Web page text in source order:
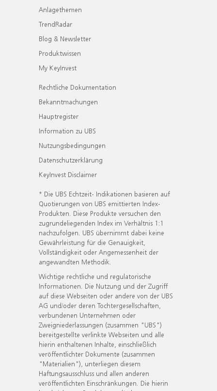
Anlagethemen
TrendRadar
Blog & Newsletter
Produktwissen
My KeyInvest
Rechtliche Dokumentation
Bekanntmachungen
Hauptregister
Information zu UBS
Nutzungsbedingungen
Datenschutzerklärung
KeyInvest Disclaimer
* Die UBS Echtzeit- Indikationen basieren auf
Quotierungen von UBS emittierten Index-
Produkten. Diese Produkte versuchen den
zugrundeliegenden Index im Verhältnis 1:1
nachzufolgen. UBS übernimmt dabei keine
Gewährleistung für die Genauigkeit,
Vollständigkeit oder Angemessenheit der
angewandten Methodik.
Wichtige rechtliche und regulatorische
Informationen. Die Nutzung und der Zugriff
auf diese Webseiten oder andere von der UBS
AG und/oder deren Tochtergesellschaften,
verbundenen Unternehmen oder
Zweigniederlassungen (zusammen "UBS")
bereitgestellte verlinkte Webseiten und alle
hierin enthaltenen Inhalte, einschließlich
veröffentlichter Dokumente (zusammen
"Materialien"), unterliegen diesem
Haftungsausschluss und allen anderen
veröffentlichten Einschränkungen. Die hierin